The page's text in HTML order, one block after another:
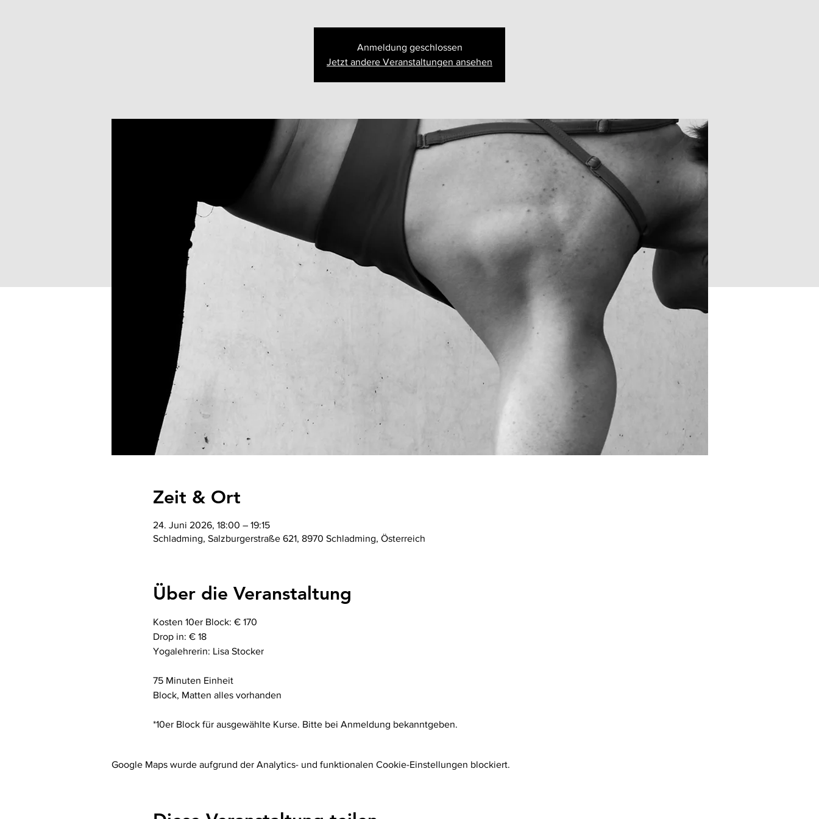
Anmeldung geschlossen
Jetzt andere Veranstaltungen ansehen
Zeit & Ort
24. Juni 2026, 18:00 – 19:15
Schladming, Salzburgerstraße 621, 8970 Schladming, Österreich
Über die Veranstaltung
Kosten 10er Block: € 170
Drop in: € 18
Yogalehrerin: Lisa Stocker
75 Minuten Einheit
Block, Matten alles vorhanden
*10er Block für ausgewählte Kurse. Bitte bei Anmeldung bekanntgeben.
Google Maps wurde aufgrund der Analytics- und funktionalen Cookie-Einstellungen blockiert.